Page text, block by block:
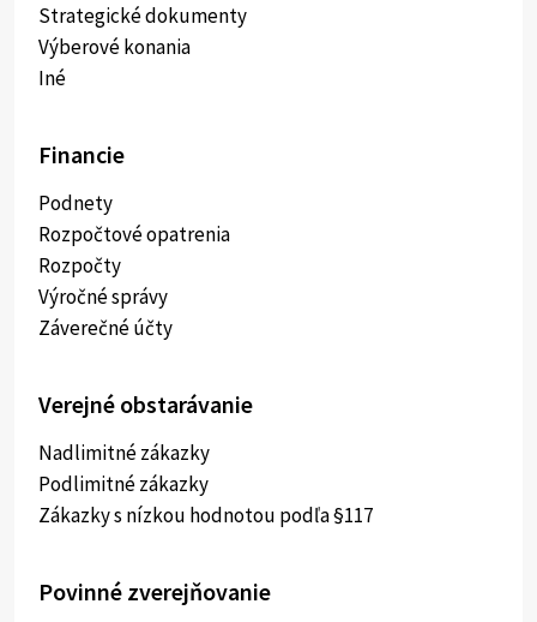
Strategické dokumenty
Výberové konania
Iné
Financie
Podnety
Rozpočtové opatrenia
Rozpočty
Výročné správy
Záverečné účty
Verejné obstarávanie
Nadlimitné zákazky
Podlimitné zákazky
Zákazky s nízkou hodnotou podľa §117
Povinné zverejňovanie